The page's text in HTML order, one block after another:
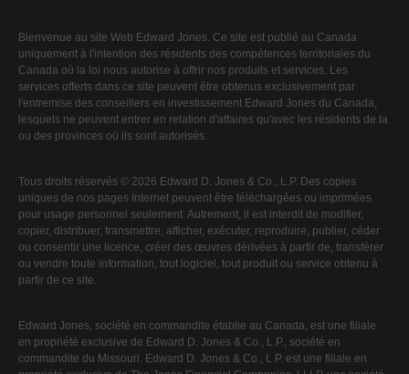
Bienvenue au site Web Edward Jones. Ce site est publié au Canada
uniquement à l'intention des résidents des compétences territoriales du
Canada où la loi nous autorise à offrir nos produits et services. Les
services offerts dans ce site peuvent être obtenus exclusivement par
l'entremise des conseillers en investissement Edward Jones du Canada,
lesquels ne peuvent entrer en relation d'affaires qu'avec les résidents de la
ou des provinces où ils sont autorisés.
Tous droits réservés © 2026 Edward D. Jones & Co., L.P. Des copies
uniques de nos pages Internet peuvent être téléchargées ou imprimées
pour usage personnel seulement. Autrement, il est interdit de modifier,
copier, distribuer, transmettre, afficher, exécuter, reproduire, publier, céder
ou consentir une licence, créer des œuvres dérivées à partir de, transférer
ou vendre toute information, tout logiciel, tout produit ou service obtenu à
partir de ce site.
Edward Jones, société en commandite établie au Canada, est une filiale
en propriété exclusive de Edward D. Jones & Co., L.P., société en
commandite du Missouri. Edward D. Jones & Co., L.P. est une filiale en